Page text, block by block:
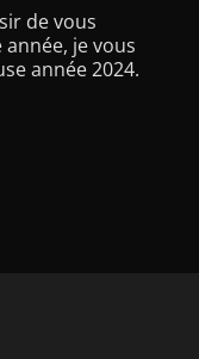
de vous
je vous
année 2024.